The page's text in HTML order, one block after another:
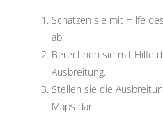
Schätzen sie mit Hilfe
ab.
Berechnen sie mit Hilfe
Ausbreitung.
Stellen sie die
Maps dar.